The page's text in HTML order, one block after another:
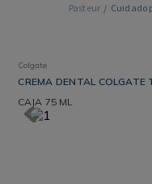
Cuidado
Colgate
CREMA DENTAL COLGATE
CAJA 75 ML